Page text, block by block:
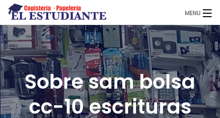
MENU
El Estudiante
Copistería
Sobre sam bolsa
cc-10 escrituras